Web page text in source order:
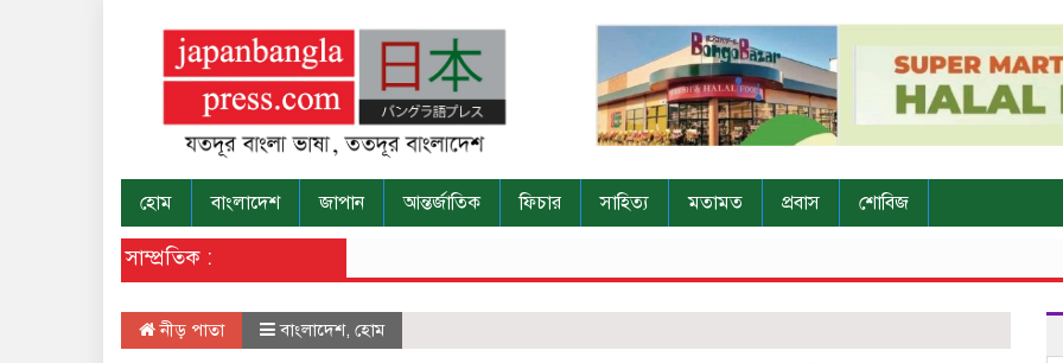
হোম বাংলাদেশ জাপান আন্তর্জাতিক ফিচার সাহিত্য মতামত প্রবাস শোবিজ
সাম্প্রতিক :
নীড় পাতা বাংলাদেশ, হোম